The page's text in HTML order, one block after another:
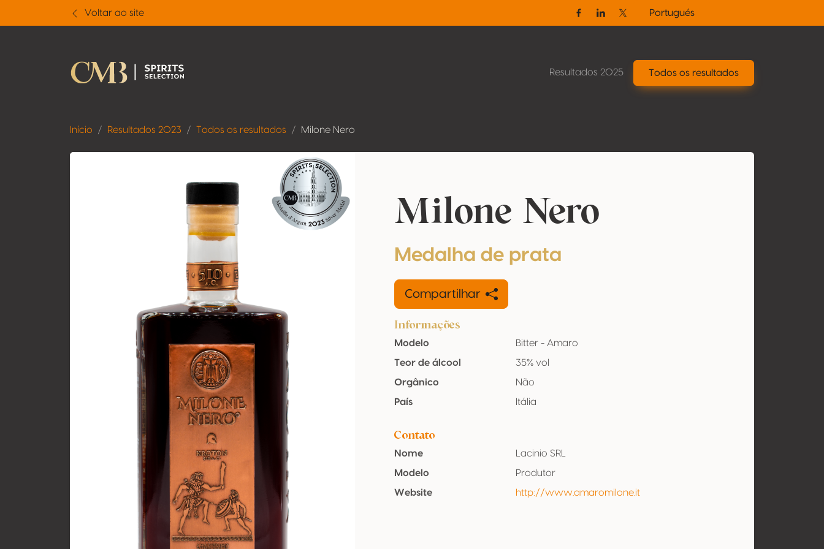
Voltar ao site
FacebookLinkedinTwitter / X
Portugués
Resultados 2025 Todos os resultados
Início Resultados 2023 Todos os resultados Milone Nero
Milone Nero
Medalha de prata
Compartilhar
Informações
Modelo
Bitter - Amaro
Teor de álcool
35% vol
Orgânico
Não
País
Itália
Contato
Nome
Lacinio SRL
Modelo
Produtor
Website
http://www.amaromilone.it